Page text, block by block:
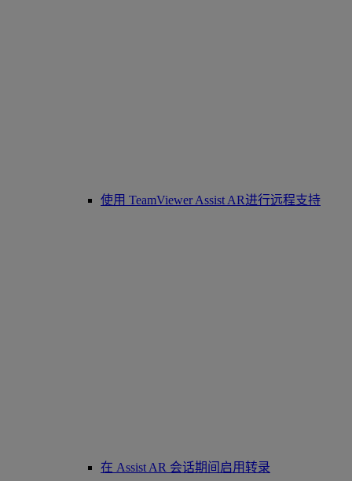
使用 TeamViewer Assist AR进行远程支持
在 Assist AR 会话期间启用转录